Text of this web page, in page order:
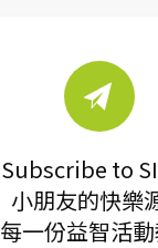
Subscribe to
小朋友的快樂
每一份益智活